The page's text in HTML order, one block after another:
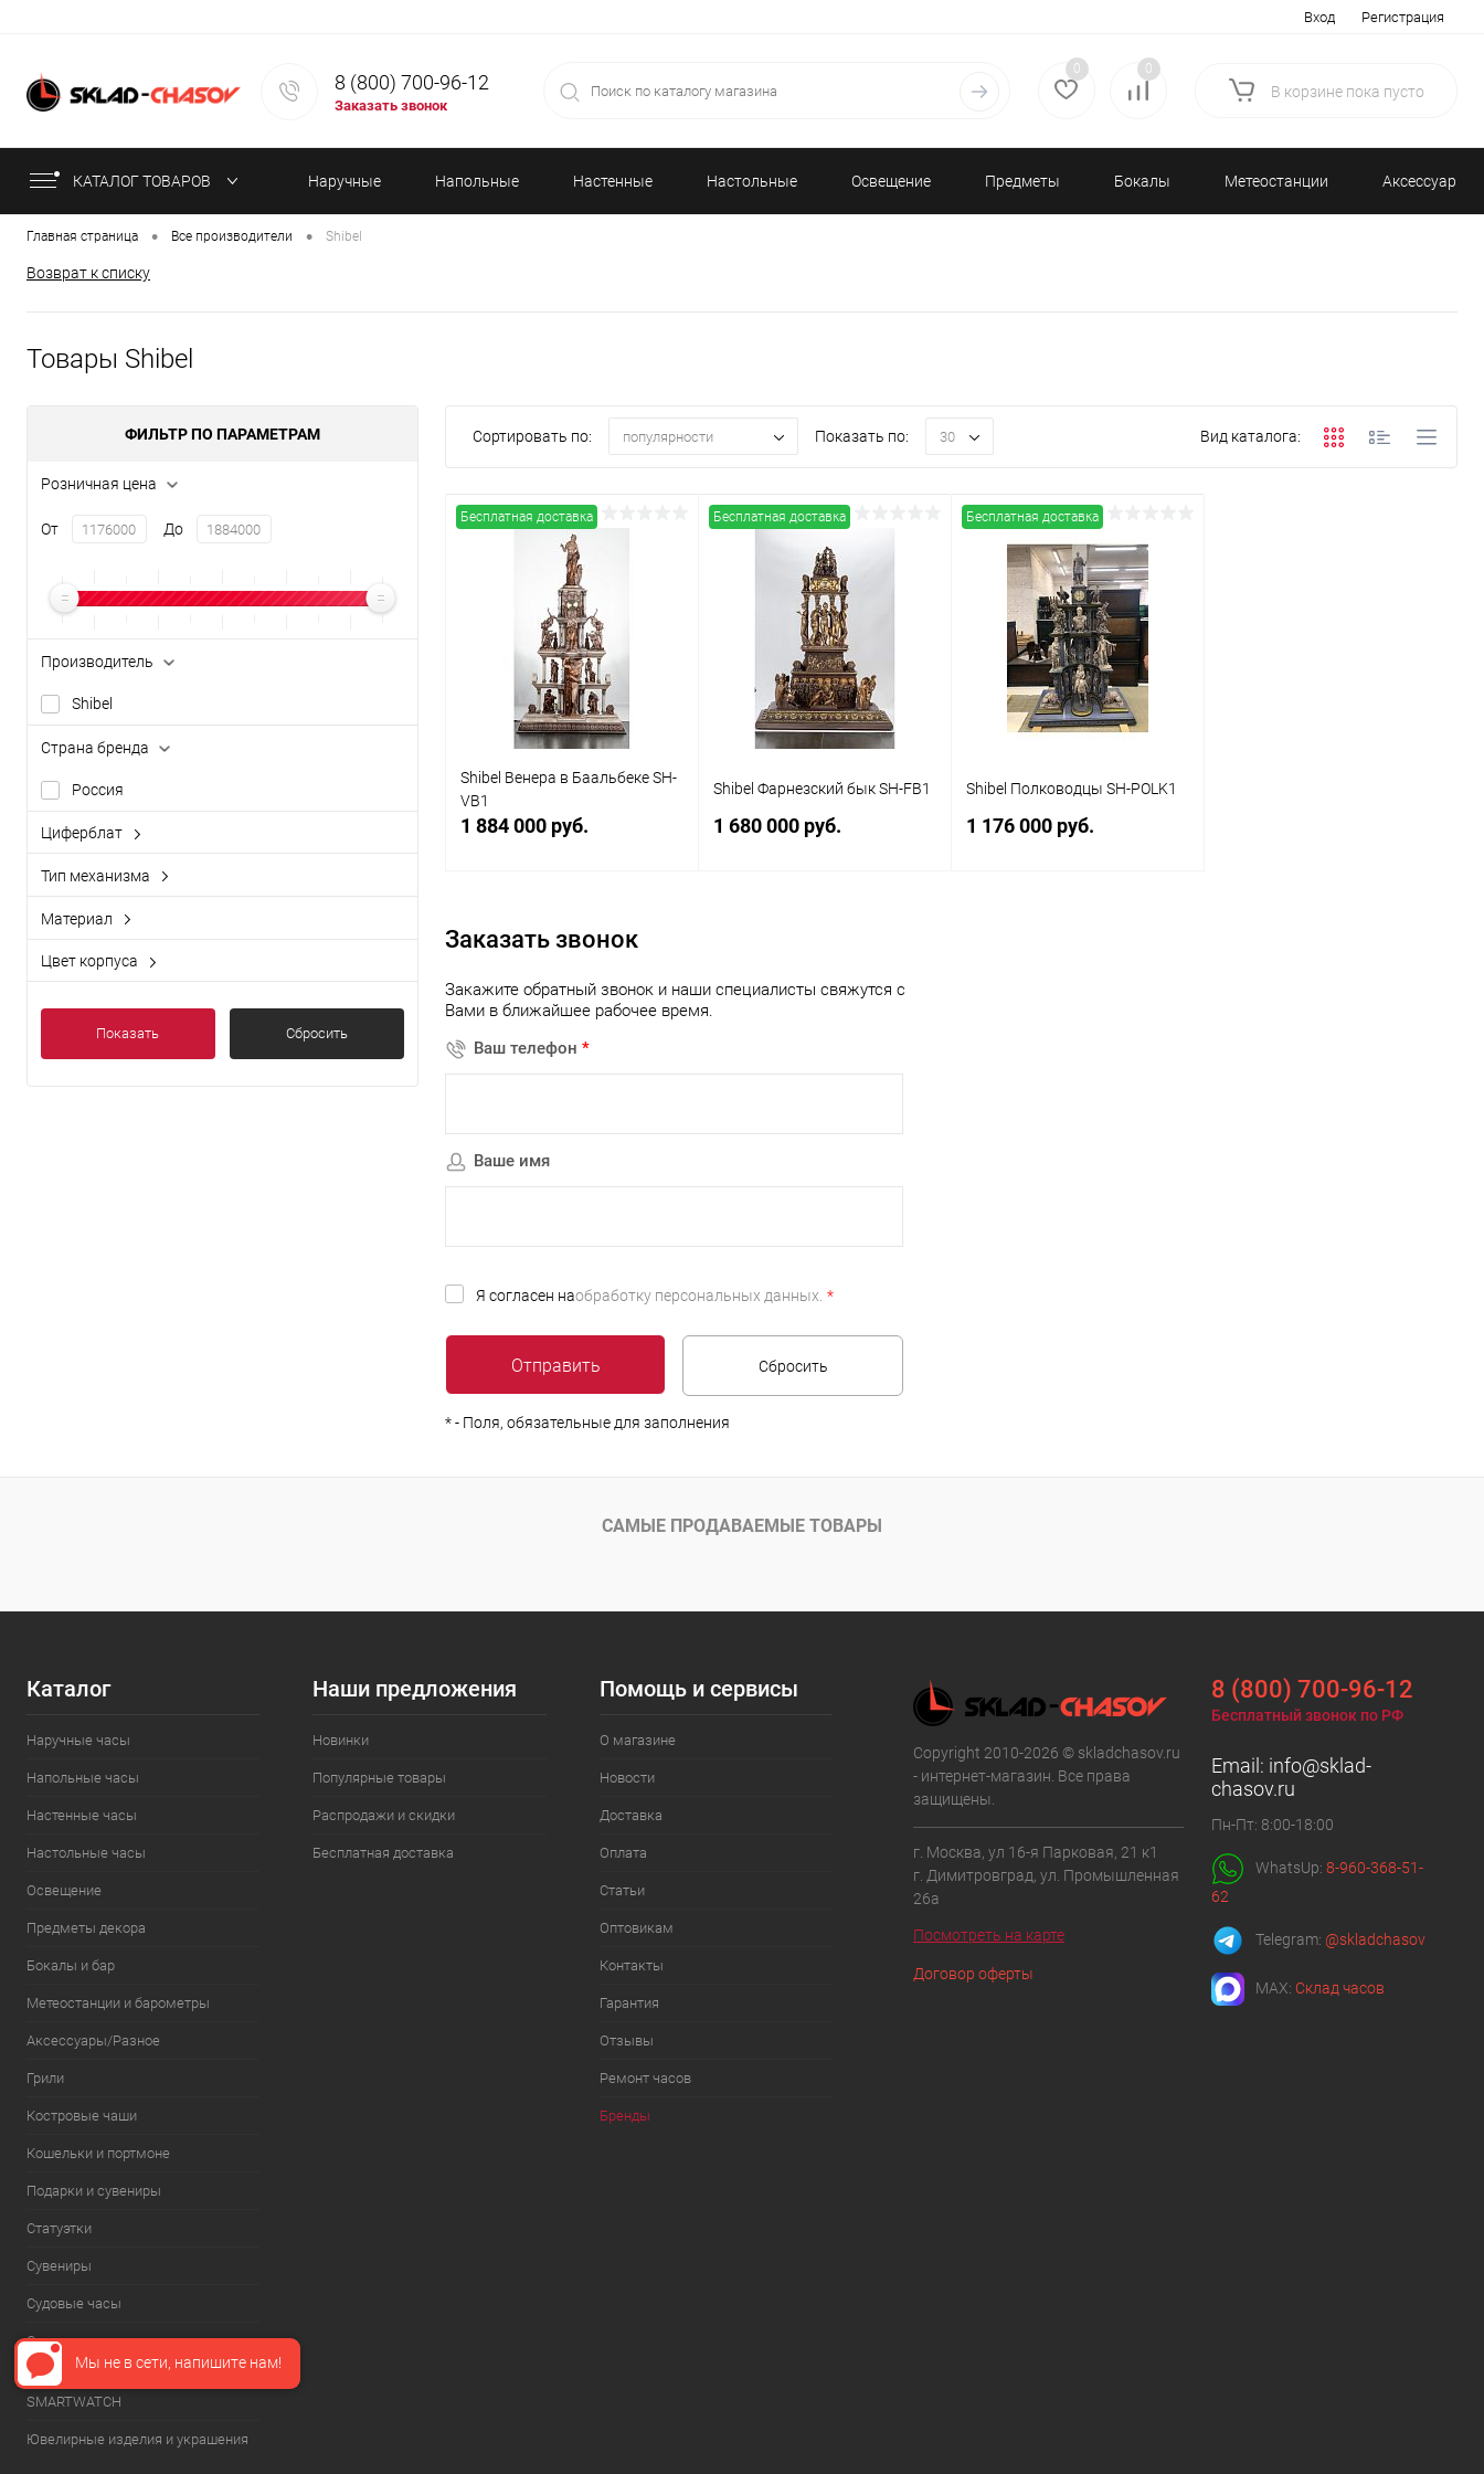
Вход Регистрация
8 (800) 700-96-12
Заказать звонок
0 0
В корзине пока пусто
КАТАЛОГ ТОВАРОВ Наручные Напольные Настенные Настольные Освещение Предметы Бокалы Метеостанции Аксессуары/
Главная страница • Все производители • Shibel
Возврат к списку
Товары Shibel
ФИЛЬТР ПО ПАРАМЕТРАМ
Розничная цена
От До
Производитель
Shibel
Страна бренда
Россия
Циферблат
римский
Тип механизма
механический
Материал
дерево
Цвет корпуса
орех
Показать Сбросить
Сортировать по: популярности Показать по: 30 Вид каталога:
Бесплатная доставка
Shibel Венера в Баальбеке SH-
VB1
1 884 000 руб.
клик
Бесплатная доставка
Shibel Фарнезский бык SH-FB1
1 680 000 руб.
клик
Бесплатная доставка
Shibel Полководцы SH-POLK1
1 176 000 руб.
Заказать звонок
Закажите обратный звонок и наши специалисты свяжутся с
Вами в ближайшее рабочее время.
Ваш телефон *
Ваше имя
Я согласен наобработку персональных данных. *
*- Поля, обязательные для заполнения
САМЫЕ ПРОДАВАЕМЫЕ ТОВАРЫ
Каталог
Наручные часы
Напольные часы
Настенные часы
Настольные часы
Освещение
Предметы декора
Бокалы и бар
Метеостанции и барометры
Аксессуары/Разное
Грили
Костровые чаши
Кошельки и портмоне
Подарки и сувениры
Статуэтки
Сувениры
Судовые часы
Сумки
Корпус наручных часов
SMARTWATCH
Ювелирные изделия и украшения
Наши предложения
Новинки
Популярные товары
Распродажи и скидки
Бесплатная доставка
Помощь и сервисы
О магазине
Новости
Доставка
Оплата
Статьи
Оптовикам
Контакты
Гарантия
Отзывы
Ремонт часов
Бренды
Copyright 2010-2026 © skladchasov.ru
- интернет-магазин. Все права
защищены.
г. Москва, ул 16-я Парковая, 21 к1
г. Димитровград, ул. Промышленная
26а
Посмотреть на карте
Договор оферты
8 (800) 700-96-12
Бесплатный звонок по РФ
Email: info@sklad-
chasov.ru
Пн-Пт: 8:00-18:00
WhatsUp: 8-960-368-51-
62
Telegram: @skladchasov
MAX: Склад часов
Мы не в сети, напишите нам!